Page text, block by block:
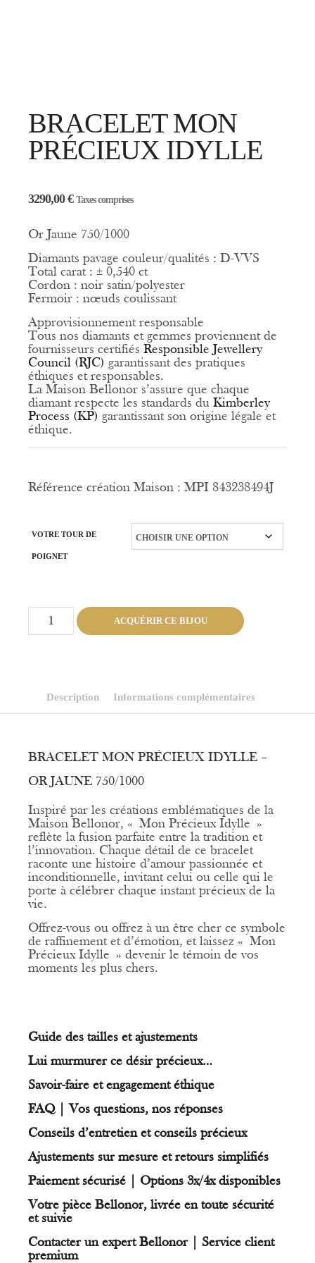
BRACELET MON
PRÉCIEUX IDYLLE
3290,00€ Taxes comprises
Or Jaune 750/1000
Diamants pavage couleur/qualités : D-VVS
Total carat : ± 0,540 ct
Cordon : noir satin/polyester
Fermoir : nœuds coulissant
Approvisionnement responsable
Tous nos diamants et gemmes proviennent de
fournisseurs certifiés Responsible Jewellery
Council (RJC) garantissant des pratiques
éthiques et responsables.
La Maison Bellonor s’assure que chaque
diamant respecte les standards du Kimberley
Process (KP) garantissant son origine légale et
éthique.
Référence création Maison : MPI 843238494J
VOTRE TOUR DE
POIGNET
quantité
Bracelet
ACQUÉRIR CE BIJOU
Description Informations complémentaires
BRACELET MON PRÉCIEUX IDYLLE –
OR JAUNE 750/1000
Inspiré par les créations emblématiques de la
Maison Bellonor, « Mon Précieux Idylle »
reflète la fusion parfaite entre la tradition et
l’innovation. Chaque détail de ce bracelet
raconte une histoire d’amour passionnée et
inconditionnelle, invitant celui ou celle qui le
porte à célébrer chaque instant précieux de la
vie.
Offrez-vous ou offrez à un être cher ce symbole
de raffinement et d’émotion, et laissez « Mon
Précieux Idylle » devenir le témoin de vos
moments les plus chers.
Guide des tailles et ajustements
Lui murmurer ce désir précieux…
Savoir-faire et engagement éthique
FAQ | Vos questions, nos réponses
Conseils d’entretien et conseils précieux
Ajustements sur mesure et retours simplifiés
Paiement sécurisé | Options 3x/4x disponibles
Votre pièce Bellonor, livrée en toute sécurité
et suivie
Contacter un expert Bellonor | Service client
premium